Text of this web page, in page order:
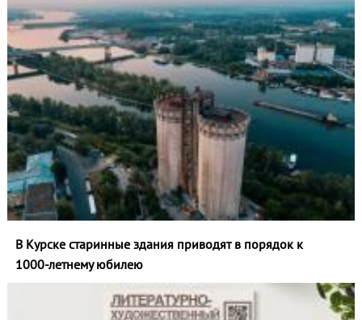
В Курске старинные здания приводят в порядок к
1000‑летнему юбилею